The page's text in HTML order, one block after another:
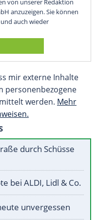
von unserer Redaktion
anzuzeigen. Sie können
auch wieder
mir externe Inhalte
personenbezogene
werden. Mehr
durch Schüsse
bei ALDI, Lidl & Co.
unvergessen